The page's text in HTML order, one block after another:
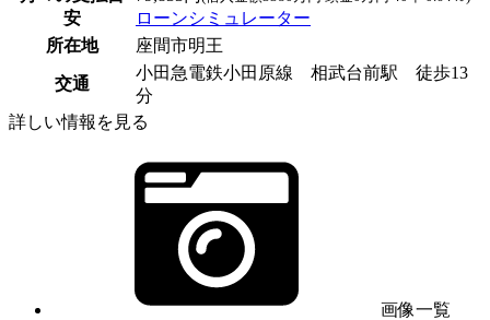
安
ローンシミュレーター
所在地
座間市明王
交通
小田急電鉄小田原線 相武台前駅 徒歩13
分
詳しい情報を見る
画像一覧